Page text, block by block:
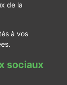
de la
à vos
sociaux